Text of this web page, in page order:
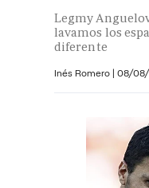
Legmy
lavamos los
diferente
Inés Romero | 08/